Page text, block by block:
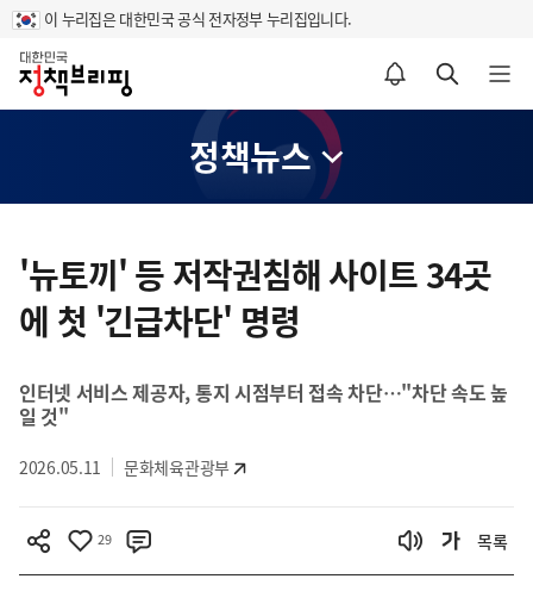
이 누리집은 대한민국 공식 전자정부 누리집입니다.
홈
알림설정 바로가기 검색 바로가기 메뉴 열기
정책뉴스
텐
영
'뉴토끼' 등 저작권침해 사이트 34곳
에 첫 '긴급차단' 명령
인터넷 서비스 제공자, 통지 시점부터 접속 차단…"차단 속도 높
일 것"
2026.05.11 문화체육관광부
29 목록